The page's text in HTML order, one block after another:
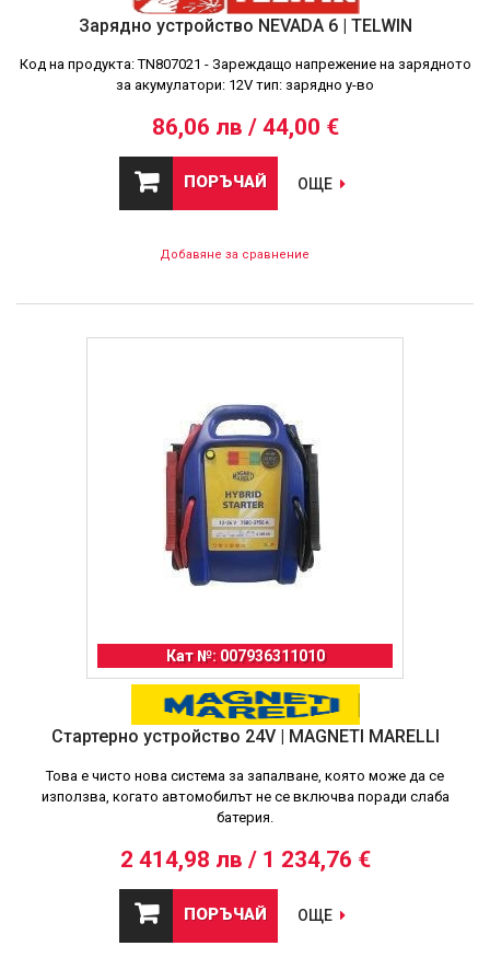
Зарядно устройство NEVADA 6 | TELWIN
Код на продукта: TN807021 - Зареждащо напрежение на зарядното
за акумулатори: 12V тип: зарядно у-во
86,06 лв / 44,00 €
ПОРЪЧАЙ ОЩЕ
Добавяне за сравнение
Кат №: 007936311010
Стартерно устройство 24V | MAGNETI MARELLI
Това е чисто нова система за запалване, която може да се
използва, когато автомобилът не се включва поради слаба
батерия.
2 414,98 лв / 1 234,76 €
ПОРЪЧАЙ ОЩЕ